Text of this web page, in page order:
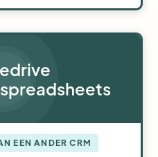
EEN ANDER CRM